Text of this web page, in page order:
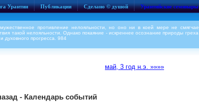
Урантии Публикации Сделано © душой Урантийские семинары
противление нелояльности, но оно ни в коей мере не
такой нелояльности. Однако покаяние - искреннее осознание природы
духовного прогресса. 984
май, 3 год н.э. »»»»
- Календарь событий